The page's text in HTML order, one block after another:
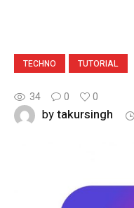
TECHNO TUTORIAL
34 0 0
bytakursingh